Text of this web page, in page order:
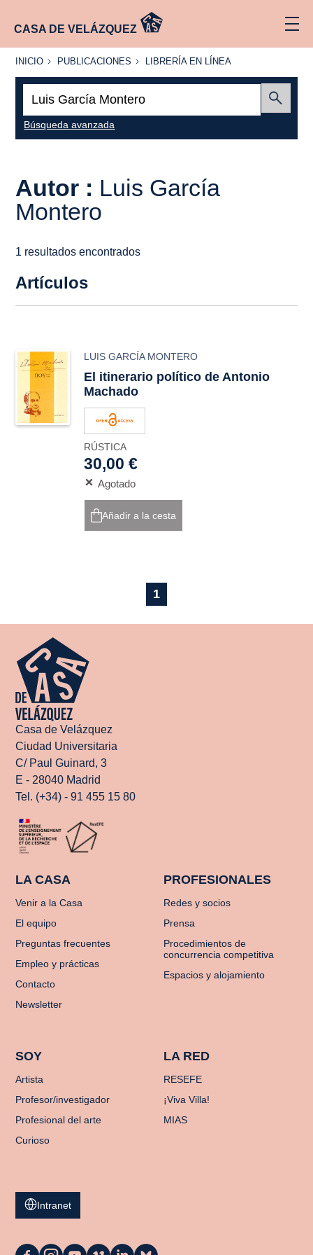
CASA DE VELÁZQUEZ
INICIO
INICIO PUBLICACIONES
PUBLICACIONES
LIBRERÍA
LÍNEA
LIBRERÍA EN LÍNEA
Búsqueda avanzada
Autor : Luis García
Montero
1 resultados encontrados
Artículos
LUIS GARCÍA MONTERO
El itinerario político de Antonio
Machado
RÚSTICA
30,00 €
Agotado
Añadir a la cesta
1
Casa de Velázquez
Ciudad Universitaria
C/ Paul Guinard, 3
E - 28040 Madrid
Tel. (+34) - 91 455 15 80
LA CASA
Venir a la Casa
El equipo
Preguntas frecuentes
Empleo y prácticas
Contacto
Newsletter
PROFESIONALES
Redes y socios
Prensa
Procedimientos de
concurrencia competitiva
Espacios y alojamiento
SOY
Artista
Profesor/investigador
Profesional del arte
Curioso
LA RED
RESEFE
¡Viva Villa!
MIAS
Intranet